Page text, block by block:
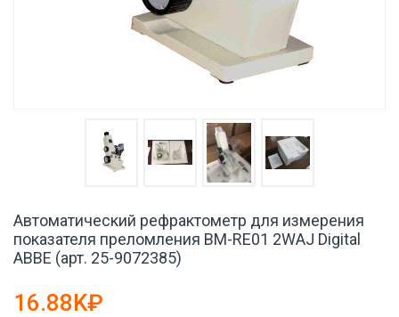
Автоматический рефрактометр для измерения
показателя преломления BM-RE01 2WAJ Digital
ABBE (арт. 25-9072385)
16.88K₽